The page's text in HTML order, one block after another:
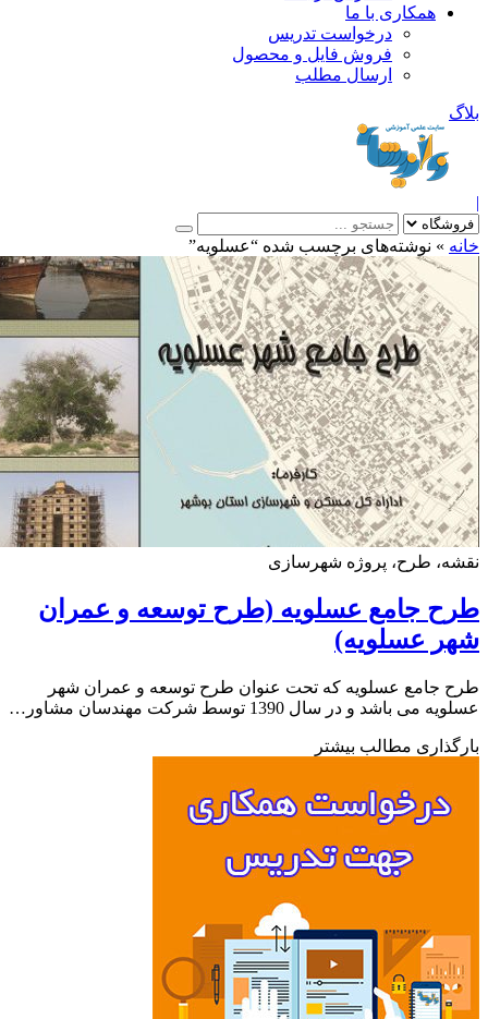
همکاری با ما
درخواست تدریس
فروش فایل و محصول
ارسال مطلب
»نوشته‌های برچسب شده “عسلویه”
طرح، پروژه شهرسازی
جامع عسلویه (طرح توسعه و عمران
عسلویه)
جامع عسلویه که تحت عنوان طرح توسعه و عمران شهر
باشد و در سال 1390 توسط شرکت مهندسان مشاور…
مطالب بیشتر